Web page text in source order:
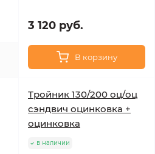
3 120 руб.
В корзину
Тройник 130/200 оц/оц
сэндвич оцинковка +
оцинковка
в наличии